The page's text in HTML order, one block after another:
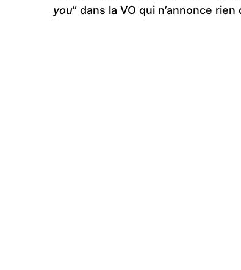
you” dans la VO qui n’annonce